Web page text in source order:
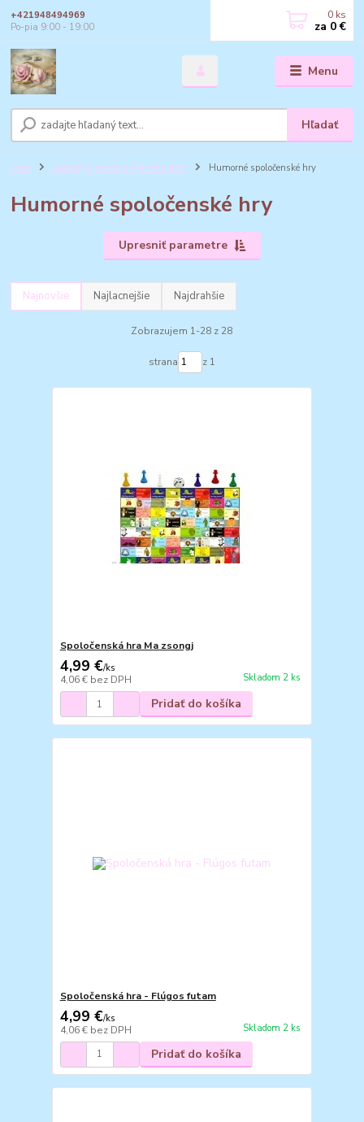
Menu
Hľadať
+421948494969
Po-pia 9:00 - 19:00
0 ks
za 0 €
Úvod Darčeky s maďarským nápisom Humorné spoločenské hry
Humorné spoločenské hry
Upresniť parametre
Najnovšie Najlacnejšie Najdrahšie
Zobrazujem 1-28 z 28
strana z 1
Spoločenská hra Ma zsongj
4,99 €/ks
4,06 € bez DPH Skladom 2 ks
Pridať do košíka
Spoločenská hra - Flúgos futam
4,99 €/ks
4,06 € bez DPH Skladom 2 ks
Pridať do košíka